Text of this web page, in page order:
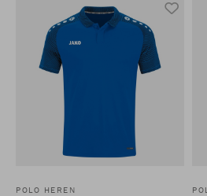
POLO HEREN